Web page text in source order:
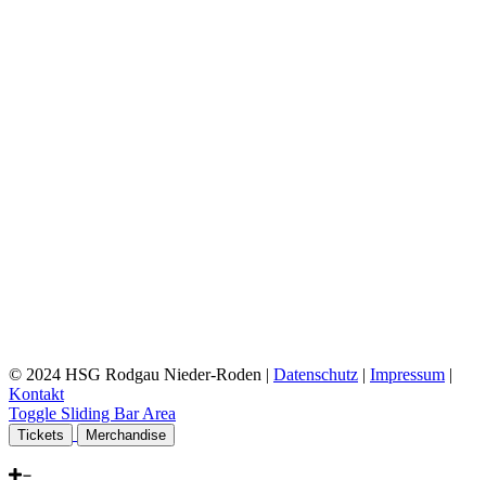
© 2024 HSG Rodgau Nieder-Roden | Datenschutz | Impressum |
Kontakt
Toggle Sliding Bar Area
Tickets Merchandise